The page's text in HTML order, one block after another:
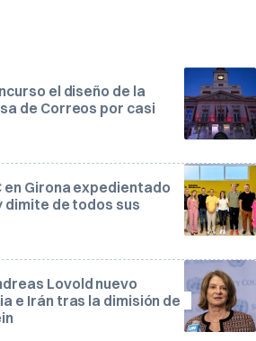
el diseño de la
de Correos por casi
en Girona expedientado
dimite de todos sus
Lovold nuevo
e Irán tras la dimisión de